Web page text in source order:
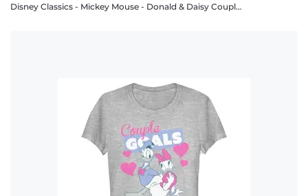
Disney Classics - Mickey Mouse - Donald & Daisy Couple Goals - Homme T-shirt